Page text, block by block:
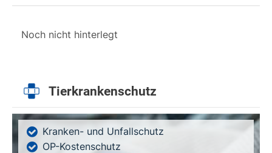
Noch nicht hinterlegt
Tierkrankenschutz
Kranken- und Unfallschutz
OP-Kostenschutz